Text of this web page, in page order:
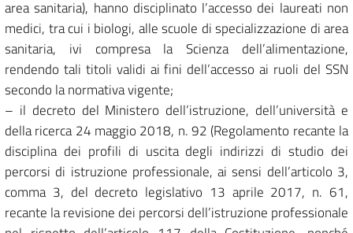
area sanitaria), hanno disciplinato l’accesso dei laureati non
medici, tra cui i biologi, alle scuole di specializzazione di area
sanitaria, ivi compresa la Scienza dell’alimentazione,
rendendo tali titoli validi ai fini dell’accesso ai ruoli del SSN
secondo la normativa vigente;
– il decreto del Ministero dell’istruzione, dell’università e
della ricerca 24 maggio 2018, n. 92 (Regolamento recante la
disciplina dei profili di uscita degli indirizzi di studio dei
percorsi di istruzione professionale, ai sensi dell’articolo 3,
comma 3, del decreto legislativo 13 aprile 2017, n. 61,
recante la revisione dei percorsi dell’istruzione professionale